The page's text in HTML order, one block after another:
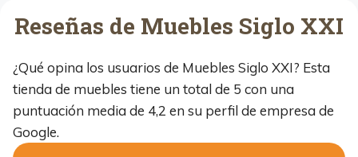
Reseñas de Muebles Siglo XXI
¿Qué opina los usuarios de Muebles Siglo XXI? Esta
tienda de muebles tiene un total de 5 con una
puntuación media de 4,2 en su perfil de empresa de
Google.